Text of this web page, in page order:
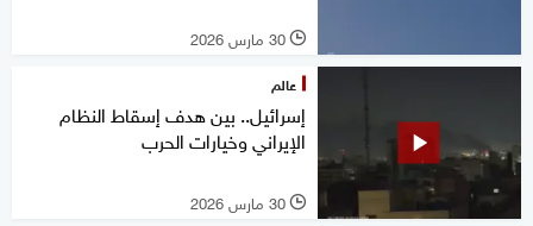
l 30 مارس 2026
عالم
إسرائيل.. بين هدف إسقاط النظام
الإيراني وخيارات الحرب
l 30 مارس 2026